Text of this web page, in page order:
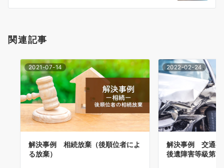
ン
関連記事
2021-07-14
解決事例 相続放棄（後順位者によ
る放棄）
2022-02-24
解決事例 交通事
後遺障害等級第